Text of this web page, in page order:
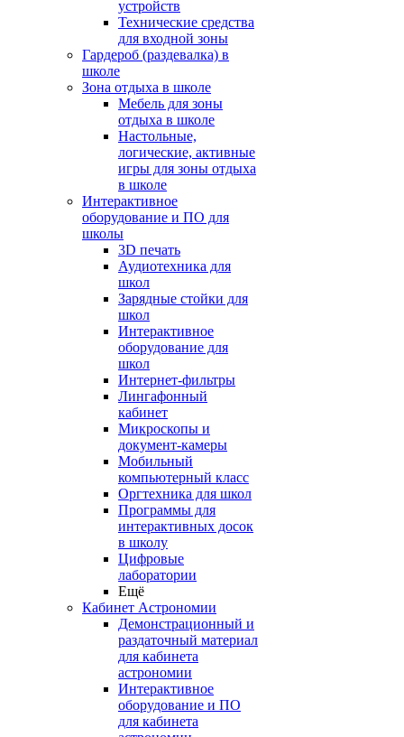
устройств
Технические средства
для входной зоны
Гардероб (раздевалка) в
школе
Зона отдыха в школе
Мебель для зоны
отдыха в школе
Настольные,
логические, активные
игры для зоны отдыха
в школе
Интерактивное
оборудование и ПО для
школы
3D печать
Аудиотехника для
школ
Зарядные стойки для
школ
Интерактивное
оборудование для
школ
Интернет-фильтры
Лингафонный
кабинет
Микроскопы и
документ-камеры
Мобильный
компьютерный класс
Оргтехника для школ
Программы для
интерактивных досок
в школу
Цифровые
лаборатории
Ещё
Кабинет Астрономии
Демонстрационный и
раздаточный материал
для кабинета
астрономии
Интерактивное
оборудование и ПО
для кабинета